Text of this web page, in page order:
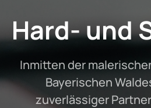
Hard- und
Inmitten der
Bayerischen
zuverlässiger